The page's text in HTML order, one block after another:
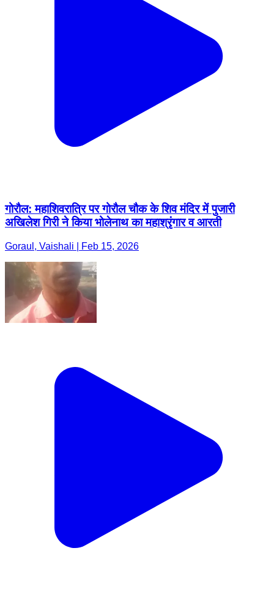
गोरौल: महाशिवरात्रि पर गोरौल चौक के शिव मंदिर में पुजारी
अखिलेश गिरी ने किया भोलेनाथ का महाश्रृंगार व आरती
Goraul, Vaishali | Feb 15, 2026